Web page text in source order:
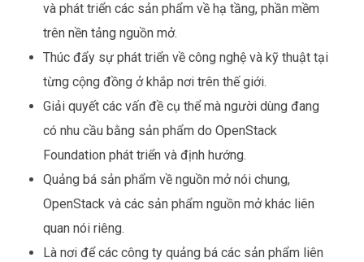
và phát triển các sản phẩm về hạ tầng, phần mềm
trên nền tảng nguồn mở.
Thúc đẩy sự phát triển về công nghệ và kỹ thuật tại
từng cộng đồng ở khắp nơi trên thế giới.
Giải quyết các vấn đề cụ thể mà người dùng đang
có nhu cầu bằng sản phẩm do OpenStack
Foundation phát triển và định hướng.
Quảng bá sản phẩm về nguồn mở nói chung,
OpenStack và các sản phẩm nguồn mở khác liên
quan nói riêng.
Là nơi để các công ty quảng bá các sản phẩm liên